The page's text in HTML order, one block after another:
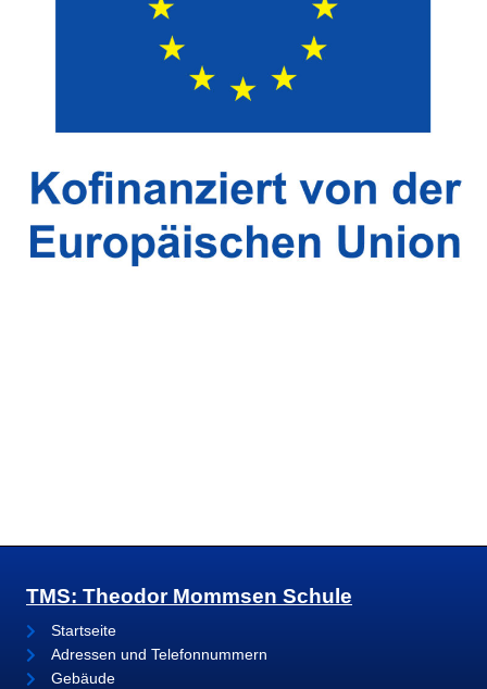
TMS: Theodor Mommsen Schule
Startseite
Adressen und Telefonnummern
Gebäude